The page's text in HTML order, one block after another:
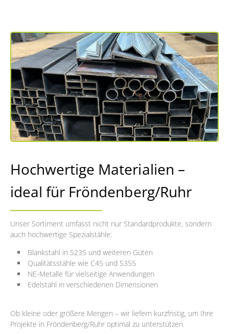
Hochwertige Materialien –
ideal für Fröndenberg/Ruhr
Unser Sortiment umfasst nicht nur Standardprodukte, sondern
auch hochwertige Spezialstähle:
Blankstahl in S235 und weiteren Güten
Qualitätsstähle wie C45 und S355
NE-Metalle für vielseitige Anwendungen
Edelstahl in verschiedenen Dimensionen
Ob kleine oder größere Mengen – wir liefern kurzfristig, um Ihre
Projekte in Fröndenberg/Ruhr optimal zu unterstützen.